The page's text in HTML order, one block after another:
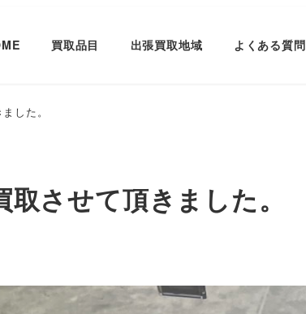
買取品目 出張買取地域 よくある質問
した。
させて頂きました。